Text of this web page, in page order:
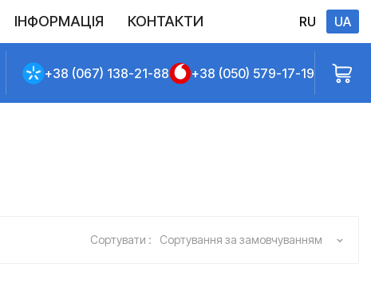
ІНФОРМАЦІЯ КОНТАКТИ RU UA
+38 (067) 138-21-88 +38 (050) 579-17-19
Сортувати : Сортування за замовчуванням